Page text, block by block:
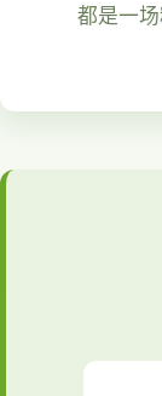
都是一